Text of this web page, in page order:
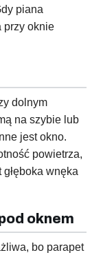
piana
przy oknie
dolnym
na szybie lub
jest okno.
powietrza,
wnęka
oknem
bo parapet